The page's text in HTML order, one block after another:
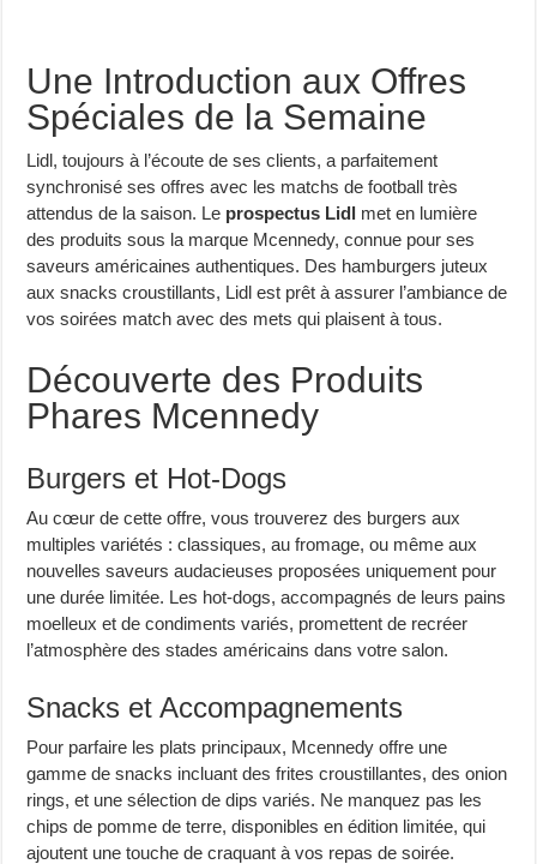
Une Introduction aux Offres
Spéciales de la Semaine
Lidl, toujours à l’écoute de ses clients, a parfaitement
synchronisé ses offres avec les matchs de football très
attendus de la saison. Le prospectus Lidl met en lumière
des produits sous la marque Mcennedy, connue pour ses
saveurs américaines authentiques. Des hamburgers juteux
aux snacks croustillants, Lidl est prêt à assurer l’ambiance de
vos soirées match avec des mets qui plaisent à tous.
Découverte des Produits
Phares Mcennedy
Burgers et Hot-Dogs
Au cœur de cette offre, vous trouverez des burgers aux
multiples variétés : classiques, au fromage, ou même aux
nouvelles saveurs audacieuses proposées uniquement pour
une durée limitée. Les hot-dogs, accompagnés de leurs pains
moelleux et de condiments variés, promettent de recréer
l’atmosphère des stades américains dans votre salon.
Snacks et Accompagnements
Pour parfaire les plats principaux, Mcennedy offre une
gamme de snacks incluant des frites croustillantes, des onion
rings, et une sélection de dips variés. Ne manquez pas les
chips de pomme de terre, disponibles en édition limitée, qui
ajoutent une touche de craquant à vos repas de soirée.